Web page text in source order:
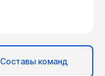
Составы команд